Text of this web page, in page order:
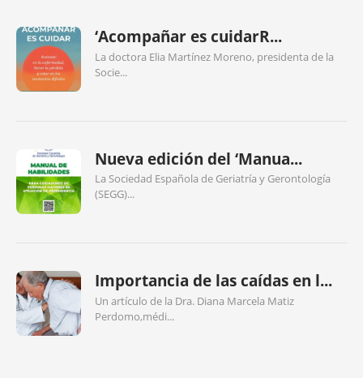
‘Acompañar es cuidarR...
La doctora Elia Martínez Moreno, presidenta de la
Socie...
Nueva edición del ‘Manua...
La Sociedad Española de Geriatría y Gerontología
(SEGG)...
Importancia de las caídas en l...
Un artículo de la Dra. Diana Marcela Matiz
Perdomo,médi...